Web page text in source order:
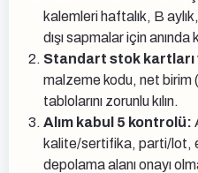
kalemleri haftalık, B
dışı sapmalar için anında
Standart stok kartları
malzeme kodu, net birim
tablolarını zorunlu kılın.
Alım kabul 5 kontrolü:
kalite/sertifika, parti/lot,
depolama alanı onayı